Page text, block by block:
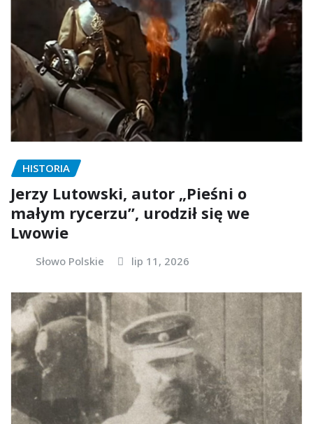
HISTORIA
Jerzy Lutowski, autor „Pieśni o
małym rycerzu”, urodził się we
Lwowie
Słowo Polskie lip 11, 2026